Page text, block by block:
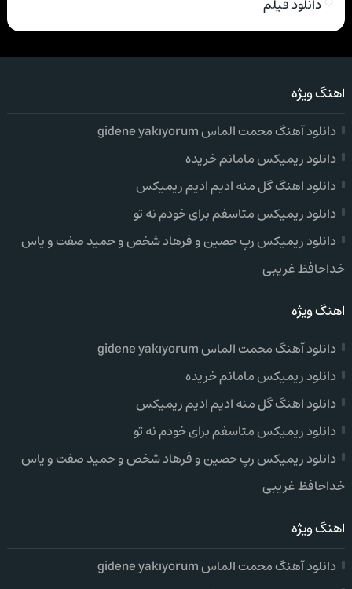
دانلود فیلم
اهنگ ویژه
دانلود آهنگ محمت الماس gidene yakıyorum
دانلود ریمیکس مامانم خریده
دانلود اهنگ گل منه ادیم ادیم ریمیکس
دانلود ریمیکس متاسفم برای خودم نه تو
دانلود ریمیکس رپ حصین و فرهاد شخص و حمید صفت و یاس
خداحافظ غریبی
اهنگ ویژه
دانلود آهنگ محمت الماس gidene yakıyorum
دانلود ریمیکس مامانم خریده
دانلود اهنگ گل منه ادیم ادیم ریمیکس
دانلود ریمیکس متاسفم برای خودم نه تو
دانلود ریمیکس رپ حصین و فرهاد شخص و حمید صفت و یاس
خداحافظ غریبی
اهنگ ویژه
دانلود آهنگ محمت الماس gidene yakıyorum